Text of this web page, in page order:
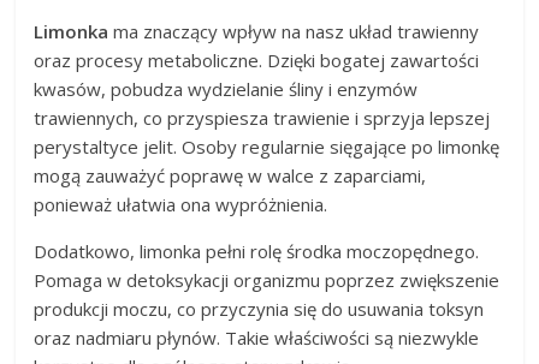
Limonka ma znaczący wpływ na nasz układ trawienny
oraz procesy metaboliczne. Dzięki bogatej zawartości
kwasów, pobudza wydzielanie śliny i enzymów
trawiennych, co przyspiesza trawienie i sprzyja lepszej
perystaltyce jelit. Osoby regularnie sięgające po limonkę
mogą zauważyć poprawę w walce z zaparciami,
ponieważ ułatwia ona wypróżnienia.
Dodatkowo, limonka pełni rolę środka moczopędnego.
Pomaga w detoksykacji organizmu poprzez zwiększenie
produkcji moczu, co przyczynia się do usuwania toksyn
oraz nadmiaru płynów. Takie właściwości są niezwykle